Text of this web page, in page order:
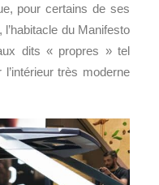
pour certains de ses
du Manifesto
dits « propres » tel
très moderne